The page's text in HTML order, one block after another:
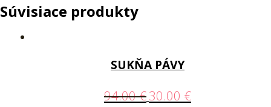
Súvisiace produkty
SUKŇA PÁVY
94.00€30.00 €